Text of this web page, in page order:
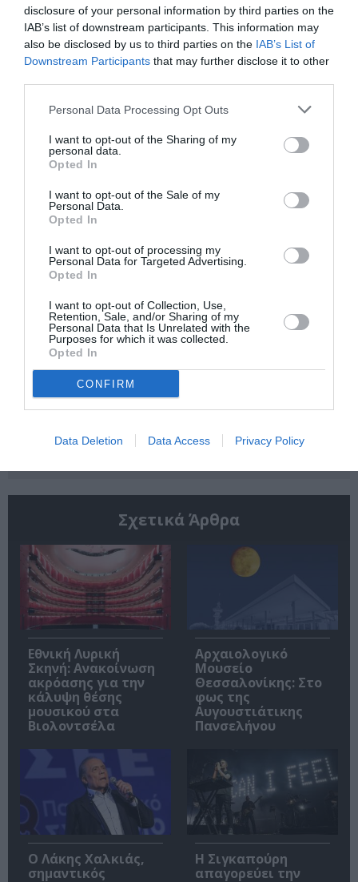
disclosure of your personal information by third parties on the
IAB’s list of downstream participants. This information may
also be disclosed by us to third parties on the IAB’s List of
Downstream Participants that may further disclose it to other
Personal Data Processing Opt Outs
I want to opt-out of the Sharing of my
personal data.
Opted In
I want to opt-out of the Sale of my
Personal Data.
Opted In
I want to opt-out of processing my
Personal Data for Targeted Advertising.
Opted In
I want to opt-out of Collection, Use,
Retention, Sale, and/or Sharing of my
Personal Data that Is Unrelated with the
Purposes for which it was collected.
Opted In
CONFIRM
Data Deletion Data Access Privacy Policy
Τηλ: 2103680052 | hau.gr
Ακολουθήστε το Culturenow.gr στο Google News
μάθετε πρώτοι όλες τις ειδήσεις
Δείτε όλα τατελευταία νέαγια την Τέχνη και τον
Νέοι Διαγωνισμοί
Tags
Newsletter
Κάθε βδομάδα στο e-mail σας τα τελευταία νέα για
την Τέχνη και τον Πολιτισμό!
Σχετικά Άρθρα
Εθνική Λυρική
Σκηνή: Ανακοίνωση
ακρόασης για την
κάλυψη θέσης
μουσικού στα
Βιολοντσέλα
Αρχαιολογικό
Μουσείο
Θεσσαλονίκης: Στο
φως της
Αυγουστιάτικης
Πανσελήνου
Ο Λάκης Χαλκιάς,
σημαντικός
Η Σιγκαπούρη
απαγορεύει την